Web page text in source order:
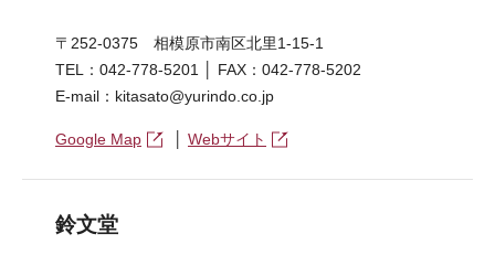
〒252-0375 相模原市南区北里1-15-1
TEL：042-778-5201 │ FAX：042-778-5202
E-mail：kitasato@yurindo.co.jp
Google Map Webサイト
鈴文堂